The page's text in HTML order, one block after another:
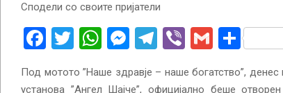
Сподели со своите пријатели
Facebook
Twitter
WhatsApp
Messenger
Telegram
ViberGmail
Под мотото ”Наше здравје – наше богатство”, денес
установа ”Ангел Шајче”, официјално беше